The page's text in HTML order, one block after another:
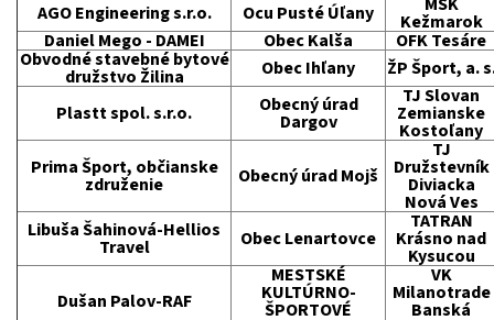
AGO Engineering s.r.o.
Ocu Pusté Úľany Kežmarok
Daniel Mego - DAMEI Obec Kalša OFK Tesáre
Obvodné stavebné bytové
družstvo Žilina Obec Ihľany
ŽP Šport, a.
Plastt spol. s.r.o.
Obecný úrad
Dargov
TJ Slovan
Zemianske
Kostoľany
Prima Šport, občianske
združenie Obecný úrad Mojš
TJ
Družstevník
Diviacka
Nová Ves
Libuša Šahinová-Hellios
Travel Obec Lenartovce
TATRAN
Krásno nad
Kysucou
Dušan Palov-RAF
MESTSKÉ
KULTÚRNO-
ŠPORTOVÉ
VK
Milanotrade
Banská